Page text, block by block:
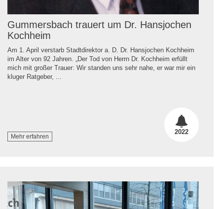
Gummersbach trauert um Dr. Hansjochen
Kochheim
Am 1. April verstarb Stadtdirektor a. D. Dr. Hansjochen Kochheim
im Alter von 92 Jahren. „Der Tod von Herrn Dr. Kochheim erfüllt
mich mit großer Trauer: Wir standen uns sehr nahe, er war mir ein
kluger Ratgeber, ...
Mehr erfahren
2022